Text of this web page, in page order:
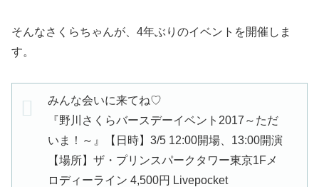
そんなさくらちゃんが、4年ぶりのイベントを開催しま
す。
みんな会いに来てね♡
『野川さくらバースデーイベント2017～ただ
いま！～』【日時】3/5 12:00開場、13:00開演
【場所】ザ・プリンスパークタワー東京1Fメ
ロディーライン 4,500円 Livepocket